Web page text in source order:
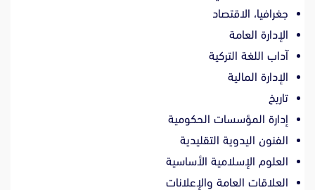
جغرافيا، الاقتصاد
الإدارة العامة
آداب اللغة التركية
الإدارة المالية
تاريخ
إدارة المؤسسات الحكومية
الفنون اليدوية التقليدية
العلوم الإسلامية الأساسية
العلاقات العامة والإعلانات